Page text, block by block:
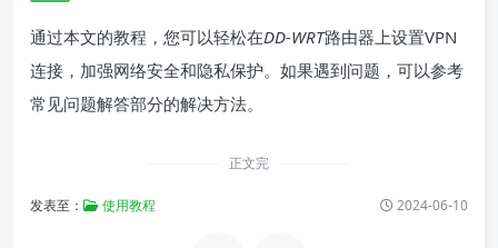
通过本文的教程，您可以轻松在DD-WRT路由器上设置VPN
连接，加强网络安全和隐私保护。如果遇到问题，可以参考
常见问题解答部分的解决方法。
正文完
发表至： 使用教程 2024-06-10